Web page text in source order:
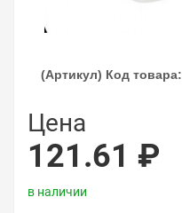
(Артикул) Код товара:
Цена
121.61 ₽
в наличии